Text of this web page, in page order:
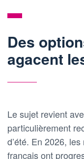
Des
agacent
Le sujet revient
particulièrement
d’été. En 2026,
français ont